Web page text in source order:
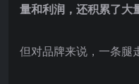
量和利润，还积累了大
但对品牌来说，一条腿